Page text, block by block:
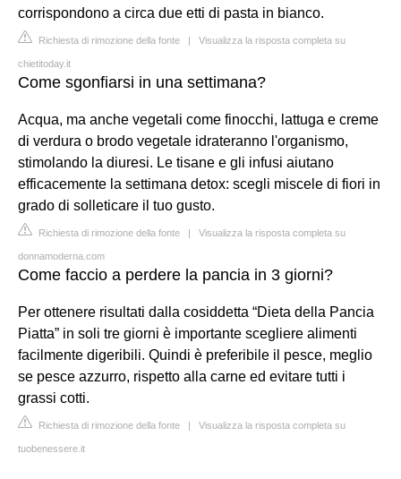
corrispondono a circa due etti di pasta in bianco.
Richiesta di rimozione della fonte | Visualizza la risposta completa su
chietitoday.it
Come sgonfiarsi in una settimana?
Acqua, ma anche vegetali come finocchi, lattuga e creme
di verdura o brodo vegetale idrateranno l'organismo,
stimolando la diuresi. Le tisane e gli infusi aiutano
efficacemente la settimana detox: scegli miscele di fiori in
grado di solleticare il tuo gusto.
Richiesta di rimozione della fonte | Visualizza la risposta completa su
donnamoderna.com
Come faccio a perdere la pancia in 3 giorni?
Per ottenere risultati dalla cosiddetta “Dieta della Pancia
Piatta” in soli tre giorni è importante scegliere alimenti
facilmente digeribili. Quindi è preferibile il pesce, meglio
se pesce azzurro, rispetto alla carne ed evitare tutti i
grassi cotti.
Richiesta di rimozione della fonte | Visualizza la risposta completa su
tuobenessere.it